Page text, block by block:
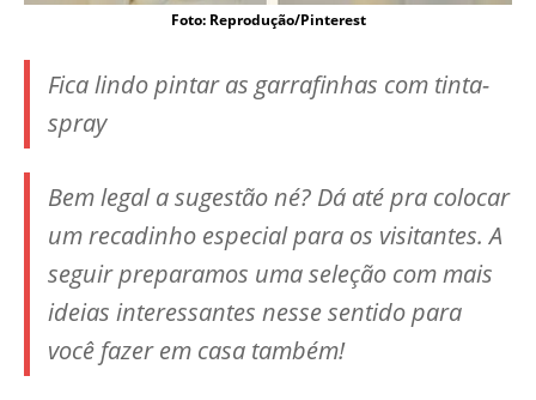
Foto: Reprodução/Pinterest
Fica lindo pintar as garrafinhas com tinta-
spray
Bem legal a sugestão né? Dá até pra colocar
um recadinho especial para os visitantes. A
seguir preparamos uma seleção com mais
ideias interessantes nesse sentido para
você fazer em casa também!